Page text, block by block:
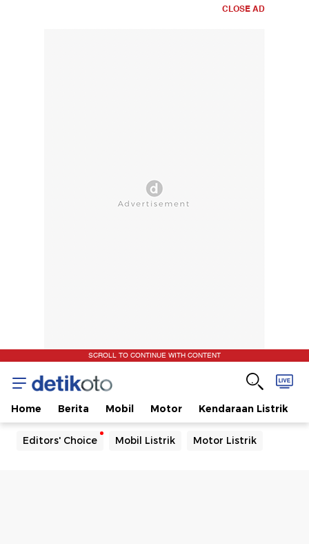
CLOSE AD
SCROLL TO CONTINUE WITH CONTENT
Home Berita Mobil Motor Kendaraan Listrik
Editors' Choice Mobil Listrik Motor Listrik